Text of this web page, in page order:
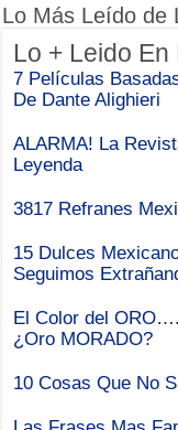
Lo Más Leído de
Lo + Leido
7 Películas
De Dante Alighieri
ALARMA! La
Leyenda
3817 Refranes
15 Dulces
Seguimos
El Color del
¿Oro MORADO?
10 Cosas Que No